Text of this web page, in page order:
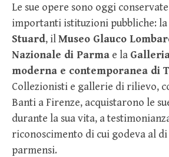
Le sue opere sono oggi
importanti istituzioni pubbliche: la
Stuard, ilMuseo Glauco
Nazionale di Parma e la
moderna e contemporanea di
Collezionisti e gallerie di rilievo,
Banti a Firenze, acquistarono le
durante la sua vita, a
riconoscimento di cui godeva al
parmensi.